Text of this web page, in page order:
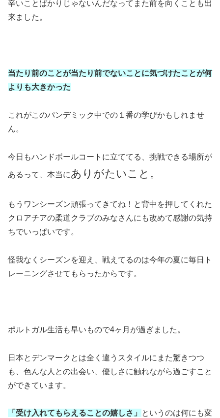
辛いことばかりじゃないんだなってまた前を向くことも出
来ました。
当たり前のことが当たり前でないことに気づけたことが何
よりも大きかった
これがこのパンデミック中での１番の学びかもしれませ
ん。
今日もハンドボールコートに立ててる、挑戦できる場所が
あるって、本当にありがたいこと。
もうワンシーズン頑張ってきてね！と背中を押してくれた
クロアチアの柔道クラブのみなさんにも改めて感謝の気持
ちでいっぱいです。
怪我なくシーズンを迎え、戦えてるのは今年の夏に毎日ト
レーニングさせてもらったからです。
ポルトガル生活も早いもので4ヶ月が過ぎました。
日本とデンマークとは全く違うスタイルにまた驚きつつ
も、色んな人との出会い、優しさに触れながら過ごすこと
ができています。
「受け入れてもらえることの嬉しさ」
というのは何にも変